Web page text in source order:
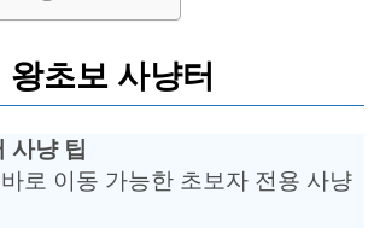
왕초보 사냥터
사냥 팁
로 이동 가능한 초보자 전용 사냥